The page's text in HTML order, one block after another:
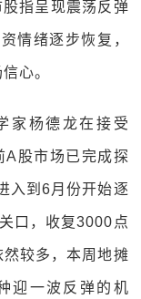
指呈现震荡反弹
情绪逐步恢复，
心。
家杨德龙在接受
A股市场已完成探
入到6月份开始逐
口，收复3000点
较多，本周地摊
迎一波反弹的机